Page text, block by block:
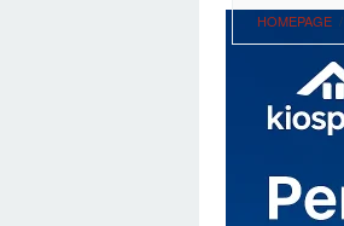
HOMEPAGE /